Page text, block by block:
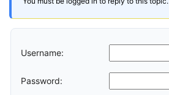
Username:
Password: